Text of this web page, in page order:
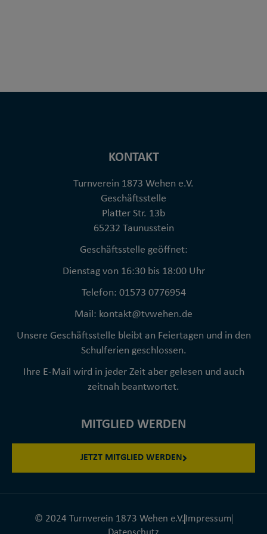
KONTAKT
Turnverein 1873 Wehen e.V.
Geschäftsstelle
Platter Str. 13b
65232 Taunusstein
Geschäftsstelle geöffnet:
Dienstag von 16:30 bis 18:00 Uhr
Telefon: 01573 0776954
Mail: kontakt@tvwehen.de
Unsere Geschäftsstelle bleibt an Feiertagen und in den
Schulferien geschlossen.
Ihre E-Mail wird in jeder Zeit aber gelesen und auch
zeitnah beantwortet.
MITGLIED WERDEN
JETZT MITGLIED WERDEN
© 2024 Turnverein 1873 Wehen e.V. Impressum